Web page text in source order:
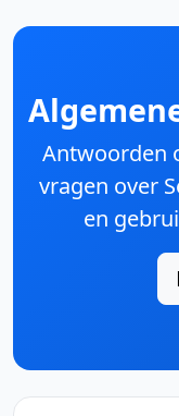
Antwoorden
vragen over
en